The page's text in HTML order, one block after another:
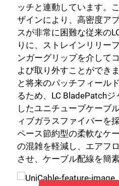
ッチと連動しています。
ザインにより、高密度ア
スが非常に困難な従来の
りに、ストレインリリー
ンガーグリップを介して
よび取り外すことができ
と将来のパッチフィール
るため、LC BladePatch
したユニチューブケーブ
ィブガラスファイバーを
ペース節約型の柔軟なケ
の混雑を軽減し、エアフ
させ、ケーブル配線を簡